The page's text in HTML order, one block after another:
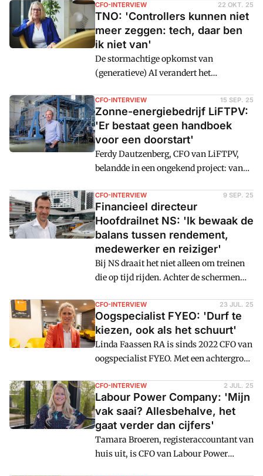
Europa's grootste
luchtvaartmaatschappijen: "Mijn
ambitie was om controller te worden van
een klein bedrijfsonderdeel bij KLM."
Tegenwoordig stuurt hij de financiële
koers van Air France-KLM, een concern
turbulente wereld vol geopolitieke
risico's.
CFO-INTERVIEW 22 OKT. 25
TNO: 'Controllers kunnen niet
meer zeggen: tech, daar ben
ik niet van'
De stormachtige opkomst van
(generatieve) AI verandert het
moeten hun rol herdefiniëren, stelt
Susan Swarte, CFO van
onderzoeksinstituut TNO. "Je moet niet
alleen het verhaal achter de cijfers
kennen, maar ook weten hoe je AI inzet,
beoordeelt en controleert."
CFO-INTERVIEW 15 SEP. 25
Zonne-energiebedrijf LiFTPV:
'Er bestaat geen handboek
voor een doorstart'
Ferdy Dautzenberg, CFO van LiFTPV,
belandde in een ongekend project: van
faillissement, en uiteindelijk een
doorstart. Ondanks de onzekerheden
bleef het geloof in het eindresultaat
overeind: "Dit moet slagen, linksom of
rechtsom."
CFO-INTERVIEW 9 SEP. 25
Financieel directeur
Hoofdrailnet NS: 'Ik bewaak de
balans tussen rendement,
medewerker en reiziger'
Bij NS draait het niet alleen om treinen
die op tijd rijden. Achter de schermen
complexe puzzel: hoe houd je een
maatschappelijk bedrijf financieel
gezond, terwijl je tegelijkertijd
investeert in duurzaamheid,
klanttevredenheid, personeel en
financieel directeur Hoofdrailnet: "Ik
moet de balans bewaken."
CFO-INTERVIEW 23 JUL. 25
Oogspecialist FYEO: 'Durf te
kiezen, ook als het schuurt'
Linda Faassen RA is sinds 2022 CFO van
oogspecialist FYEO. Met een achtergrond
meer Recharge en Schouten Global, weet
ze als geen ander hoe je finance inricht
voor groei. "Durf te kiezen", zegt ze dan
ook vanuit haar ervaringen. "Ook als het
schuurt."
CFO-INTERVIEW 2 JUL. 25
Labour Power Company: 'Mijn
vak saai? Allesbehalve, het
gaat verder dan cijfers'
Tamara Broeren, registeraccountant van
huis uit, is CFO van Labour Power